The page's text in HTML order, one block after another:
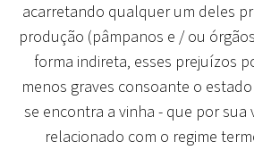
acarretando qualquer um deles
produção (pâmpanos e / ou
forma indireta, esses prejuízos
menos graves consoante o
se encontra a vinha - que por sua
relacionado com o regime